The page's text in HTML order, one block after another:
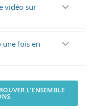
vidéo sur
une fois en
L'ENSEMBLE